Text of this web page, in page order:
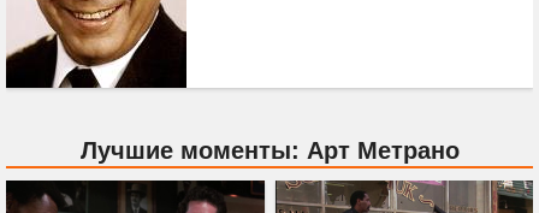
Лучшие моменты: Арт Метрано